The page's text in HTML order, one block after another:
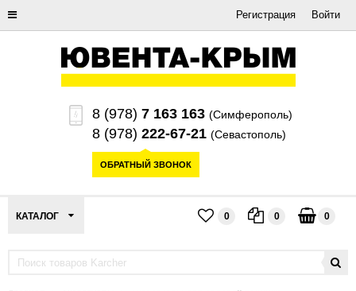
Регистрация Войти
8 (978) 7 163 163 (Симферополь)
8 (978) 222-67-21 (Севастополь)
ОБРАТНЫЙ ЗВОНОК
КАТАЛОГ 0 0 0